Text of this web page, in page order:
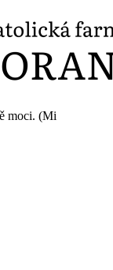
moci. (Mi